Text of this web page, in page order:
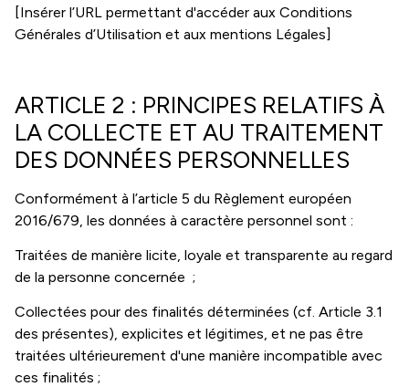
[Insérer l’URL permettant d'accéder aux Conditions
Générales d’Utilisation et aux mentions Légales]
ARTICLE 2 : PRINCIPES RELATIFS À
LA COLLECTE ET AU TRAITEMENT
DES DONNÉES PERSONNELLES
Conformément à l’article 5 du Règlement européen
2016/679, les données à caractère personnel sont :
Traitées de manière licite, loyale et transparente au regard
de la personne concernée ;
Collectées pour des finalités déterminées (cf. Article 3.1
des présentes), explicites et légitimes, et ne pas être
traitées ultérieurement d'une manière incompatible avec
ces finalités ;